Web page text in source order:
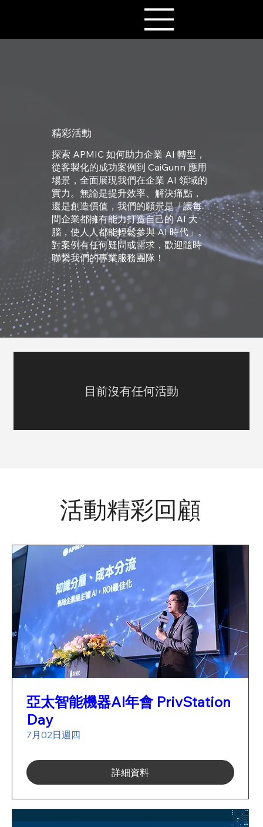
精彩活動
探索 APMIC 如何助力企業 AI 轉型，
從客製化的成功案例到 CaiGunn 應用
場景，全面展現我們在企業 AI 領域的
實力。無論是提升效率、解決痛點，
還是創造價值，我們的願景是「讓每
間企業都擁有能力打造自己的 AI 大
腦，使人人都能輕鬆參與 AI 時代」。
對案例有任何疑問或需求，歡迎隨時
聯繫我們的專業服務團隊！
目前沒有任何活動
活動精彩回顧
亞太智能機器AI年會 PrivStation
Day
7月02日週四
詳細資料